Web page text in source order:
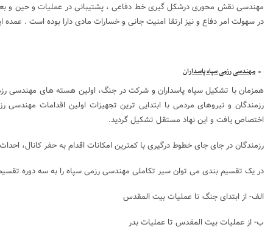
مهندسی نقش محوری درشکل گیری خط دفاعی ، پشتیبانی در عملیات و حین و بعد
در سهولت امر دفاع و نیز ارتقا امنیت جانی و خسارات مادی دارا بوده است .
مهندسی رزمی سپاه پاسداران
همزمان با تشکیل سپاه پاسداران و شرکت در جنگ، اولین هسته های مهندسی
رزمندگان و نیروهای مردمی با ابتدایی ترین تجهیزات اولین اقدامات
اختصاص یافت و این نهاد مستقل تشکیل گردید.
رزمندگان در جای جای خطوط درگیری با کمترین امکانات اقدام به حفر کانال،
در یک تقسیم بندی می توان سیر تکاملی مهندسی رزمی سپاه را به سه دوره
الف- از ابتدای جنگ تا عملیات بیت المقدس
ب- از عملیات بیت المقدس تا عملیات بدر